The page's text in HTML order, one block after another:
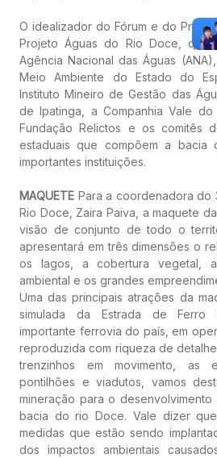
O idealizador do Fórum e do
Projeto Águas do Rio Doce, que
Agência Nacional das Águas
Meio Ambiente do Estado do
Instituto Mineiro de Gestão das
de Ipatinga, a Companhia Vale do
Fundação Relictos e os comitês
estaduais que compõem a bacia
importantes instituições.
MAQUETE Para a coordenadora do
Rio Doce, Zaira Paiva, a maquete
visão de conjunto de todo o
apresentará em três dimensões o
os lagos, a cobertura vegetal,
ambiental e os grandes
Uma das principais atrações da
simulada da Estrada de Ferro
importante ferrovia do país, em
reproduzida com riqueza de
trenzinhos em movimento, as
pontilhões e viadutos, vamos
mineração para o
bacia do rio Doce. Vale dizer
medidas que estão sendo
dos impactos ambientais